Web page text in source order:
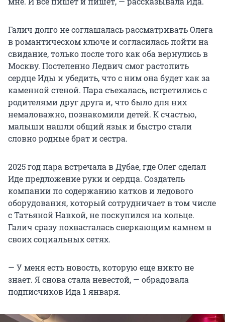
Галич долго не соглашалась рассматривать Олега
в романтическом ключе и согласилась пойти на
свидание, только после того как оба вернулись в
Москву. Постепенно Ледвич смог растопить
сердце Иды и убедить, что с ним она будет как за
каменной стеной. Пара съехалась, встретились с
родителями друг друга и, что было для них
немаловажно, познакомили детей. К счастью,
малыши нашли общий язык и быстро стали
словно родные брат и сестра.
2025 год пара встречала в Дубае, где Олег сделал
Иде предложение руки и сердца. Создатель
компании по содержанию катков и ледового
оборудования, который сотрудничает в том числе
с Татьяной Навкой, не поскупился на кольце.
Галич сразу похвасталась сверкающим камнем в
своих социальных сетях.
— У меня есть новость, которую еще никто не
знает. Я снова стала невестой, — обрадовала
подписчиков Ида 1 января.